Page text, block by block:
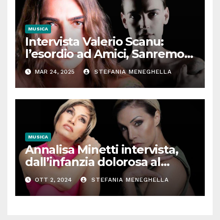
MUSICA
Intervista Valerio Scanu:
l’esordio ad Amici, Sanremo,
l’incontro con Maria De
Filippi, Ora o mai più. Il
cantante senza filtri
MAR 24, 2025 STEFANIA MENEGHELLA
MUSICA
Annalisa Minetti intervista,
dall’infanzia dolorosa al
successo: “Così la musica e lo
sport mi hanno salvata”
OTT 2, 2024 STEFANIA MENEGHELLA